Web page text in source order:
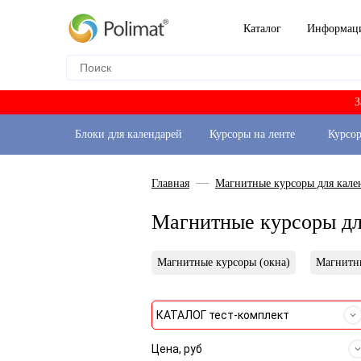
Каталог
Блоки для календарей Курсоры на ленте
Главная Магнитные курсоры для
Магнитные курсоры
Магнитные курсоры (окна)
КАТАЛОГ тест-комплект
Цена, руб